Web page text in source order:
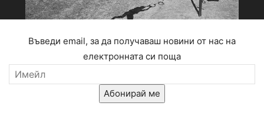
Въведи email, за да получаваш новини от нас на
електронната си поща
Абонирай ме